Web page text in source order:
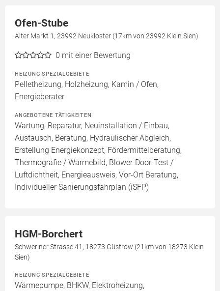
Ofen-Stube
Alter Markt 1, 23992 Neukloster (17km von 23992 Klein Sien)
0 mit einer Bewertung
HEIZUNG SPEZIALGEBIETE
Pelletheizung, Holzheizung, Kamin / Ofen,
Energieberater
ANGEBOTENE TÄTIGKEITEN
Wartung, Reparatur, Neuinstallation / Einbau,
Austausch, Beratung, Hydraulischer Abgleich,
Erstellung Energiekonzept, Fördermittelberatung,
Thermografie / Wärmebild, Blower-Door-Test /
Luftdichtheit, Energieausweis, Vor-Ort Beratung,
Individueller Sanierungsfahrplan (iSFP)
HGM-Borchert
Schweriner Strasse 41, 18273 Güstrow (21km von 18273 Klein
Sien)
HEIZUNG SPEZIALGEBIETE
Wärmepumpe, BHKW, Elektroheizung,